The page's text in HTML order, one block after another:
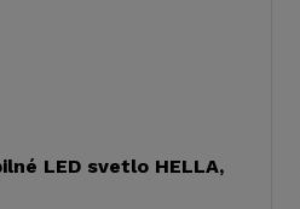
LED svetlo HELLA,